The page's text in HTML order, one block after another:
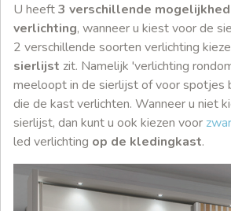
U heeft3 verschillende
verlichting, wanneer u kiest voor de
2 verschillende soorten verlichting
sierlijst zit. Namelijk 'verlichting
meeloopt in de sierlijst of voor spotjes
die de kast verlichten. Wanneer u niet
sierlijst, dan kunt u ook kiezen voor
led verlichting op de kledingkast.